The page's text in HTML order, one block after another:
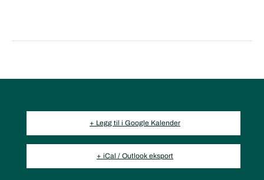
+ Legg til i Google Kalender
+ iCal / Outlook eksport